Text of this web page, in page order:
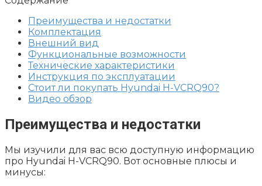
Преимущества и недостатки
Комплектация
Внешний вид
Функциональные возможности
Технические характеристики
Инструкция по эксплуатации
Стоит ли покупать Hyundai H-VCRQ90?
Видео обзор
Преимущества и недостатки
Мы изучили для вас всю доступную информацию
про Hyundai H-VCRQ90. Вот основные плюсы и
минусы: